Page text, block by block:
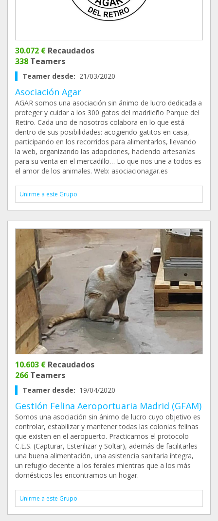
30.072 € Recaudados
338 Teamers
Teamer desde: 21/03/2020
Asociación Agar
AGAR somos una asociación sin ánimo de lucro dedicada a
proteger y cuidar a los 300 gatos del madrileño Parque del
Retiro. Cada uno de nosotros colabora en lo que está
dentro de sus posibilidades: acogiendo gatitos en casa,
participando en los recorridos para alimentarlos, llevando
la web, organizando las adopciones, haciendo artesanías
para su venta en el mercadillo… Lo que nos une a todos es
el amor de los animales. Web: asociacionagar.es
Unirme a este Grupo
10.603 € Recaudados
266 Teamers
Teamer desde: 19/04/2020
Gestión Felina Aeroportuaria Madrid (GFAM)
Somos una asociación sin ánimo de lucro cuyo objetivo es
controlar, estabilizar y mantener todas las colonias felinas
que existen en el aeropuerto. Practicamos el protocolo
C.E.S. (Capturar, Esterilizar y Soltar), además de facilitarles
una buena alimentación, una asistencia sanitaria íntegra,
un refugio decente a los ferales mientras que a los más
domésticos les encontramos un hogar.
Unirme a este Grupo